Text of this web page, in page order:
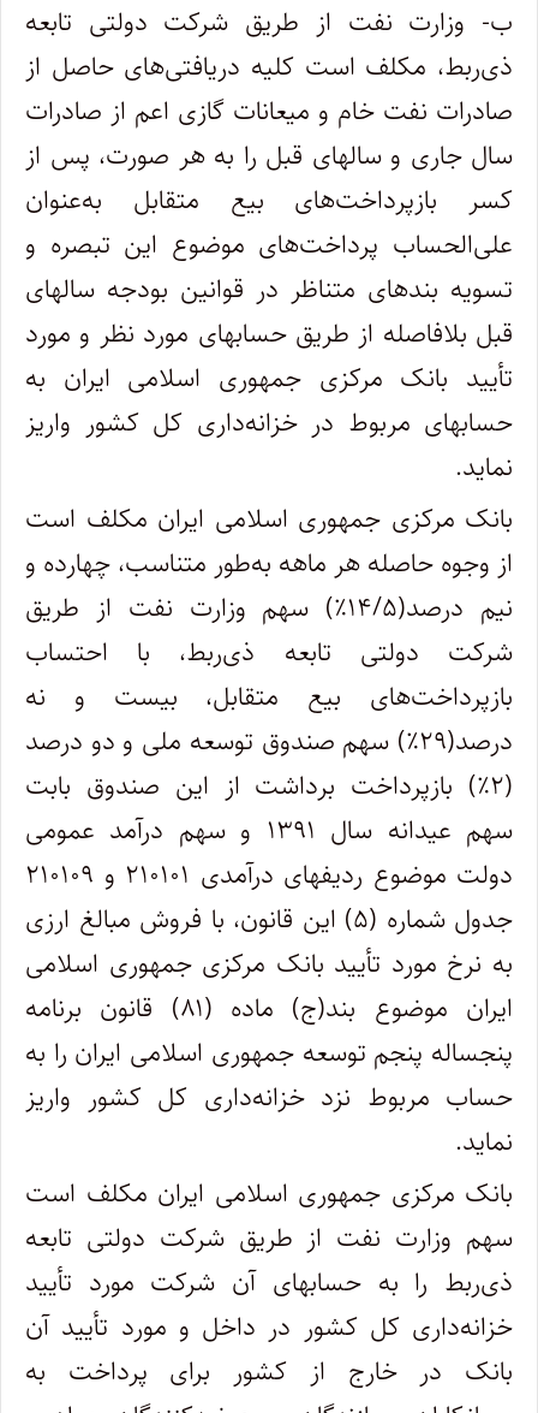
ب- وزارت نفت از طریق شرکت دولتی تابعه
ذی‌ربط، مکلف است کلیه دریافتی‌های حاصل از
صادرات نفت خام و میعانات گازی اعم از صادرات
سال جاری و سالهای قبل را به هر صورت، پس‌ از
کسر بازپرداخت‌های بیع متقابل به‌عنوان
علی‌الحساب پرداخت‌های موضوع این تبصره و
تسویه بندهای متناظر در قوانین بودجه سالهای
قبل بلافاصله از طریق حسابهای مورد نظر و مورد
تأیید بانک ‌مرکزی جمهوری اسلامی ایران به
حسابهای مربوط در خزانه‌داری کل کشور واریز
نماید.
بانک مرکزی جمهوری اسلامی ایران مکلف است
از وجوه حاصله هر ماهه به‌طور متناسب، چهارده و
نیم درصد(۱۴/۵٪) سهم وزارت نفت از طریق
شرکت دولتی تابعه ذی‌ربط، با احتساب
بازپرداخت‌های بیع متقابل، بیست و نه
درصد(۲۹٪) سهم صندوق توسعه ملی و دو درصد
(۲٪) بازپرداخت برداشت از این صندوق بابت
سهم عیدانه سال ۱۳۹۱ و سهم درآمد عمومی
دولت موضوع ردیفهای درآمدی ۲۱۰۱۰۱ و ۲۱۰۱۰۹
جدول شماره (۵) این قانون، با فروش مبالغ ارزی
به نرخ مورد تأیید بانک مرکزی جمهوری اسلامی
ایران موضوع بند(ج) ماده (۸۱) قانون برنامه
پنجساله پنجم توسعه جمهوری اسلامی ایران را به
حساب مربوط نزد خزانه‌داری کل کشور واریز
نماید.
بانک مرکزی جمهوری اسلامی ایران مکلف است
سهم وزارت نفت از طریق شرکت دولتی تابعه
ذی‌ربط را به حسابهای آن شرکت مورد تأیید
خزانه‌داری کل کشور در داخل و مورد تأیید آن
بانک در خارج از کشور برای پرداخت به